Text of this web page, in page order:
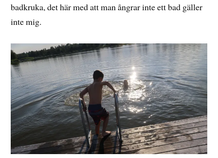
badkruka, det här med att man ångrar inte ett bad gäller
inte mig.